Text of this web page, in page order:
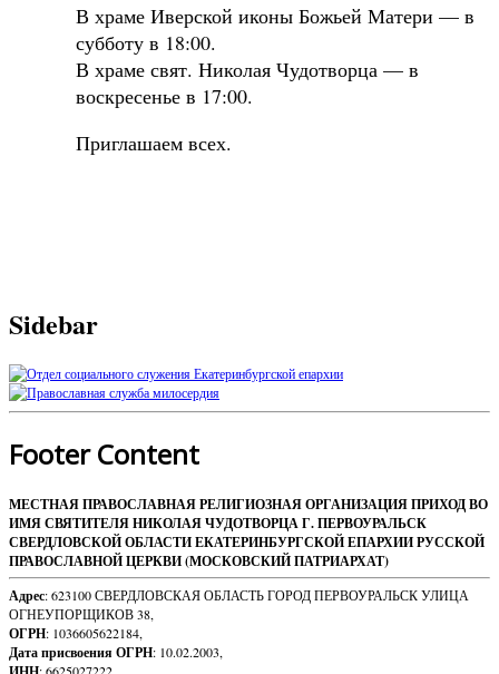
В храме Иверской иконы Божьей Матери — в
субботу в 18:00.
В храме свят. Николая Чудотворца — в
воскресенье в 17:00.
Приглашаем всех.
Sidebar
Footer Content
МЕСТНАЯ ПРАВОСЛАВНАЯ РЕЛИГИОЗНАЯ ОРГАНИЗАЦИЯ ПРИХОД ВО
ИМЯ СВЯТИТЕЛЯ НИКОЛАЯ ЧУДОТВОРЦА Г. ПЕРВОУРАЛЬСК
СВЕРДЛОВСКОЙ ОБЛАСТИ ЕКАТЕРИНБУРГСКОЙ ЕПАРХИИ РУССКОЙ
ПРАВОСЛАВНОЙ ЦЕРКВИ (МОСКОВСКИЙ ПАТРИАРХАТ)
Адрес: 623100 СВЕРДЛОВСКАЯ ОБЛАСТЬ ГОРОД ПЕРВОУРАЛЬСК УЛИЦА
ОГНЕУПОРЩИКОВ 38,
ОГРН: 1036605622184,
Дата присвоения ОГРН: 10.02.2003,